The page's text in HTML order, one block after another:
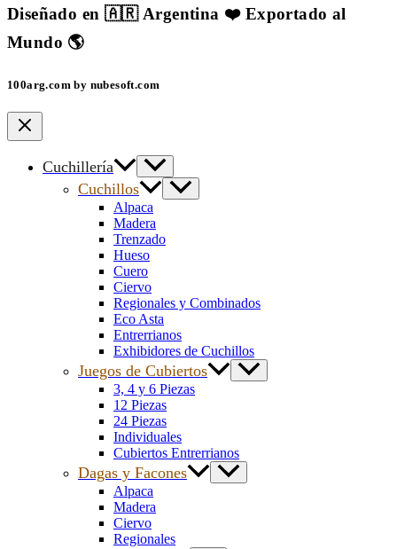
Diseñado en 🇦🇷 Argentina ❤️ Exportado al
Mundo 🌎
100arg.com by nubesoft.com
Cuchillería
Cuchillos
Alpaca
Madera
Trenzado
Hueso
Cuero
Ciervo
Regionales y Combinados
Eco Asta
Entrerrianos
Exhibidores de Cuchillos
Juegos de Cubiertos
3, 4 y 6 Piezas
12 Piezas
24 Piezas
Individuales
Cubiertos Entrerrianos
Dagas y Facones
Alpaca
Madera
Ciervo
Regionales